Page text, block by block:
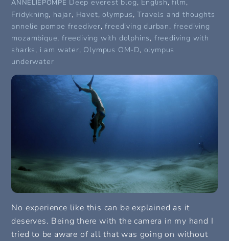
ANNELIEPOMPE
Fridykning, hajar, Havet,olympus,Travels and thoughts
annelie pompe freediver,freediving durban, freediving
mozambique,freediving with dolphins, freediving with
sharks, i am water, Olympus OM-D, olympus
underwater
No experience like this can be explained as it
deserves. Being there with the camera in my hand I
tried to be aware of all that was going on without